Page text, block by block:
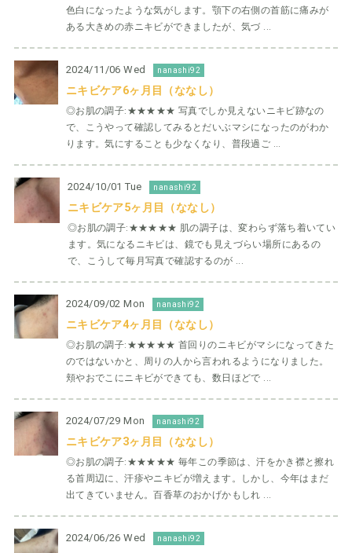
色白になったような気がします。顎下の右側の首筋に痛みが
ある大きめの赤ニキビができましたが、気づ ...
2024/11/06 Wed nanashi92
ニキビケア6ヶ月目（ななし）
◎お肌の調子:★★★★★ 写真でしか見えないニキビ跡なの
で、こうやって確認してみるとだいぶマシになったのがわか
ります。気にすることも少なくなり、普段過ご ...
2024/10/01 Tue nanashi92
ニキビケア5ヶ月目（ななし）
◎お肌の調子:★★★★★ 肌の調子は、変わらず落ち着いてい
ます。気になるニキビは、鏡でも見えづらい場所にあるの
で、こうして毎月写真で確認するのが ...
2024/09/02 Mon nanashi92
ニキビケア4ヶ月目（ななし）
◎お肌の調子:★★★★★ 首回りのニキビがマシになってきた
のではないかと、周りの人から言われるようになりました。
頬やおでこにニキビができても、数日ほどで ...
2024/07/29 Mon nanashi92
ニキビケア3ヶ月目（ななし）
◎お肌の調子:★★★★★ 毎年この季節は、汗をかき襟と擦れ
る首周辺に、汗疹やニキビが増えます。しかし、今年はまだ
出てきていません。百香草のおかげかもしれ ...
2024/06/26 Wed nanashi92